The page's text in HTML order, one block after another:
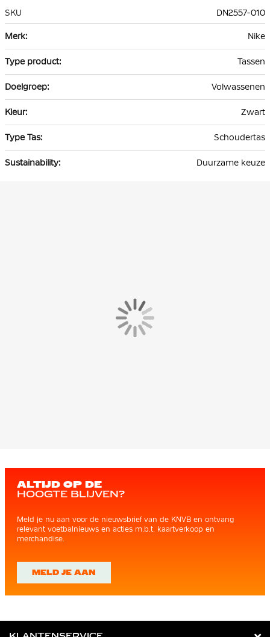
SKU
DN2557-010
informatie
Nike
Tassen
Volwassenen
Zwart
Schoudertas
Duurzame keuze
ALTIJD OP DE
HOOGTE BLIJVEN?
Meld je nu aan voor de nieuwsbrief van de KNVB en ontvang
relevant voetbalnieuws en acties m.b.t. kaartverkoop en
merchandise.
MELD JE AAN